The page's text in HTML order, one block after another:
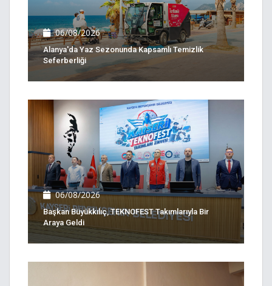
06/08/2026
Alanya'da Yaz Sezonunda Kapsamlı Temizlik
Seferberliği
06/08/2026
Başkan Büyükkılıç, TEKNOFEST Takımlarıyla Bir
Araya Geldi